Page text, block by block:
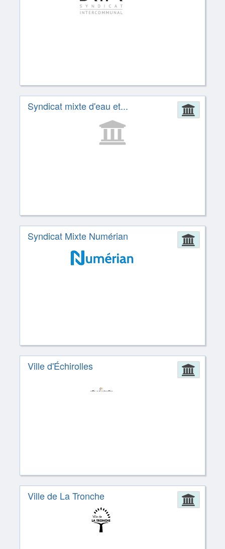
Syndicat mixte d'eau et...
Syndicat Mixte Numérian
Ville d'Échirolles
Ville de La Tronche